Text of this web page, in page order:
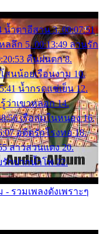
น้ำตาอีสาน 3. 00:07:51
ลลึก 5. 00:13:49 ลานรัก
คืนฝนตก 8.
โสนน้อยเรือนงาม 10.
น้ำกรดแช่เย็น 12.
รู้ว่าเขาหลอก 14.
เรือล่มในหนอง 16.
อดีตรักโรงทอ 18.
สาวสวนแตง 20.
รักปากน้ำโพ 22.
รวมเพลงดังเพราะๆ